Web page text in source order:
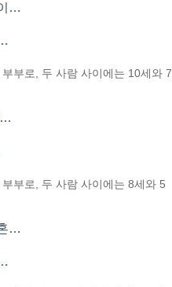
부로, 두 사람 사이에는 10세와 7
부로, 두 사람 사이에는 8세와 5